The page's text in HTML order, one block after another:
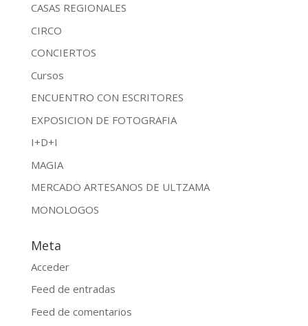
CASAS REGIONALES
CIRCO
CONCIERTOS
Cursos
ENCUENTRO CON ESCRITORES
EXPOSICION DE FOTOGRAFIA
I+D+I
MAGIA
MERCADO ARTESANOS DE ULTZAMA
MONOLOGOS
Meta
Acceder
Feed de entradas
Feed de comentarios